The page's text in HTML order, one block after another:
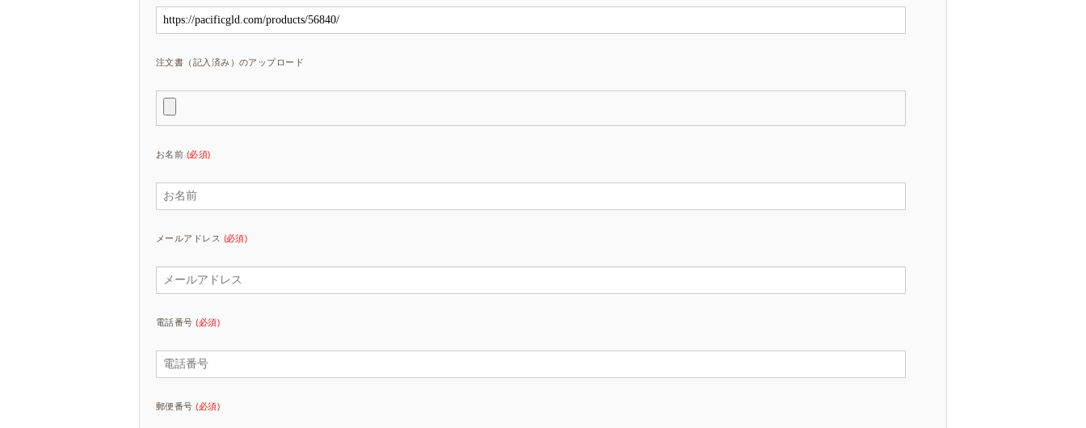
注文書（記入済み）のアップロード
お名前 (必須)
メールアドレス (必須)
電話番号(必須)
郵便番号(必須)